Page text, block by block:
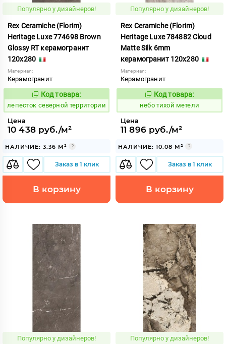
Популярно у дизайнеров!
Rex Ceramiche (Florim)
Heritage Luxe 774698 Brown
Glossy RT керамогранит
120x280
Материал:
Керамогранит
869979
Код товара:
лепесток северной территории
Цена
10 438 руб./м²
НАЛИЧИЕ: 3.36 М²
Заказ в 1 клик
В корзину
Популярно у дизайнеров!
Rex Ceramiche (Florim)
Heritage Luxe 784882 Cloud
Matte Silk 6mm
керамогранит 120x280
Материал:
Керамогранит
1122050
Код товара:
небо тихой метели
Цена
11 896 руб./м²
НАЛИЧИЕ: 10.08 М²
Заказ в 1 клик
В корзину
Популярно у дизайнеров! Популярно у дизайнеров!